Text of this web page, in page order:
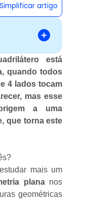
Simplificar artigo
está
quando todos
4 lados tocam
mas esse
a uma
que torna este
mais um
plana nos
geométricas